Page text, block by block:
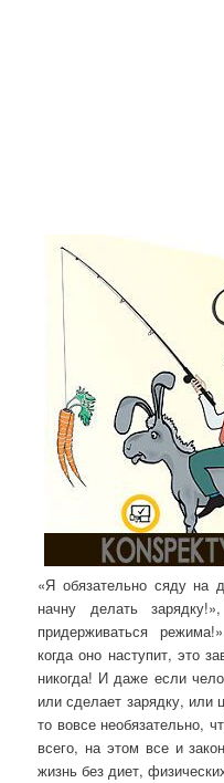
«Я обязательно сяду на
начну делать
придерживаться
когда оно наступит, это
никогда! И даже если
или сделает зарядку,
то вовсе необязательно,
всего, на этом все и
жизнь без диет,